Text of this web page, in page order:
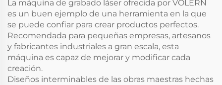
La máquina de grabado láser ofrecida por VOLERN
es un buen ejemplo de una herramienta en la que
se puede confiar para crear productos perfectos.
Recomendada para pequeñas empresas, artesanos
y fabricantes industriales a gran escala, esta
máquina es capaz de mejorar y modificar cada
creación.
Diseños interminables de las obras maestras hechas